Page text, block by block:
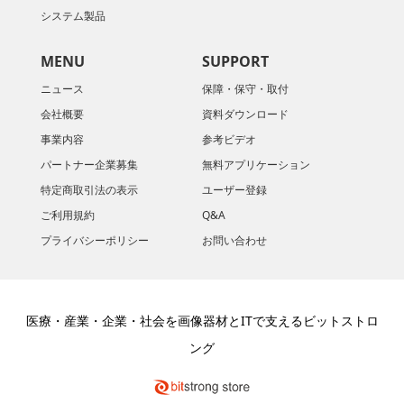
システム製品
MENU
ニュース
会社概要
​事業内容
パートナー企業募集
特定商取引法の表示
ご利用規約
プライバシーポリシー
SUPPORT
保障・保守・取付
資料ダウンロード
参考ビデオ
無料アプリケーション
ユーザー登録
Q&A
お問い合わせ
医療・産業・企業・社会を画像器材とITで支えるビットストロ
ング